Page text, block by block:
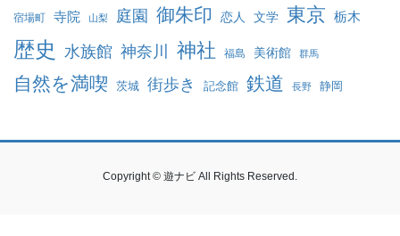
宿場町 寺院 山梨 庭園 御朱印 恋人 文学 東京 栃木
歴史 水族館 神奈川 神社 福島 美術館 群馬
自然を満喫 茨城 街歩き 記念館 鉄道 長野 静岡
Copyright © 遊ナビ All Rights Reserved.